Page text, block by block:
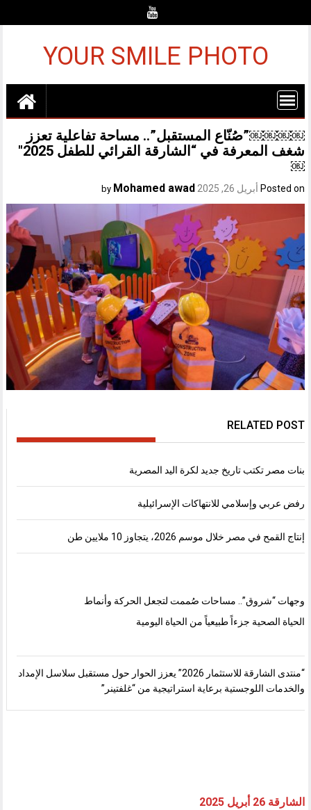
YOUR SMILE PHOTO
￼￼￼￼”صُنّاع المستقبل”.. مساحة تفاعلية تعزز
شغف المعرفة في “الشارقة القرائي للطفل 2025″
￼
Posted on أبريل 26, 2025 Mohamed awad
RELATED POST
بنات مصر تكتب تاريخ جديد لكرة اليد المصرية
رفض عربي وإسلامي للانتهاكات الإسرائيلية
إنتاج القمح في مصر خلال موسم 2026، يتجاوز 10 ملايين طن
وجهات “شروق”.. مساحات صُممت لتجعل الحركة وأنماط
الحياة الصحية جزءاً طبيعياً من الحياة اليومية
“منتدى الشارقة للاستثمار 2026” يعزز الحوار حول مستقبل سلاسل الإمداد
والخدمات اللوجستية برعاية استراتيجية من “غلفتينر”
الشارقة 26 أبريل 2025